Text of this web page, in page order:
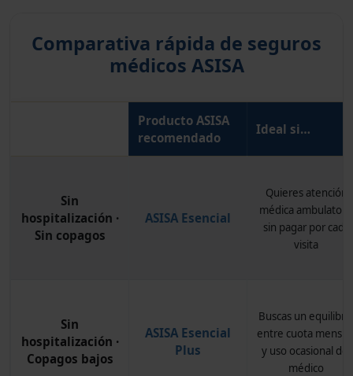
Comparativa rápida de seguros
médicos ASISA
Producto ASISA
recomendado
Ideal si…
Sin
hospitalización ·
Sin copagos
ASISA Esencial
Quieres atención
médica ambulatoria
sin pagar por cada
visita
Sin
hospitalización ·
Copagos bajos
ASISA Esencial
Plus
Buscas un equilibrio
entre cuota
y uso ocasional del
médico